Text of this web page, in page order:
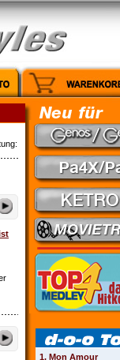
Medley - Theuns
1. Mon Amour